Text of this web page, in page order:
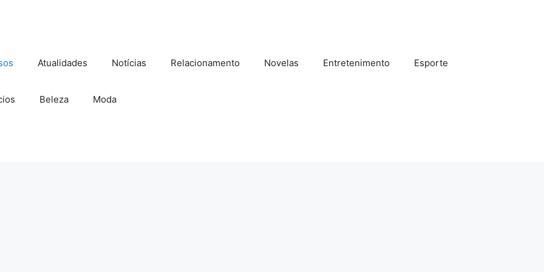
Atualidades Notícias Relacionamento Novelas Entretenimento Esporte
Beleza Moda